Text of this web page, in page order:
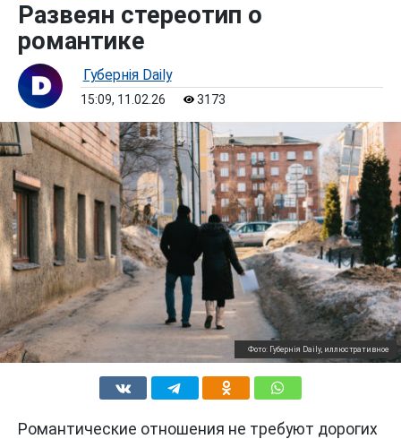
Развеян стереотип о
романтике
Губернiя Daily
15:09, 11.02.26 3173
Фото: Губернiя Daily, иллюстративное
Романтические отношения не требуют дорогих